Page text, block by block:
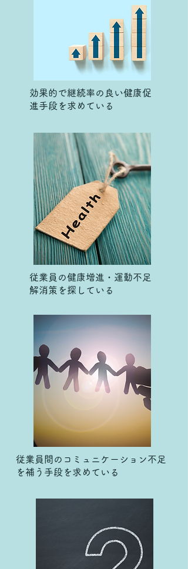
効果的で継続率の良い健康促
進手段を求めている
従業員の健康増進・運動不足
解消策を探している
従業員間のコミュニケーション不足
を補う手段を求めている